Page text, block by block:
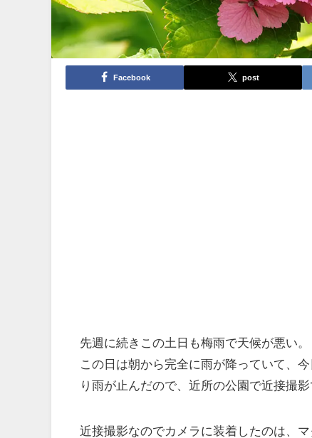
Facebook post
先週に続きこの土日も梅雨で天候が悪い。
この日は朝から完全に雨が降っていて、
り雨が止んだので、近所の公園で近接撮
近接撮影なのでカメラに装着したのは、